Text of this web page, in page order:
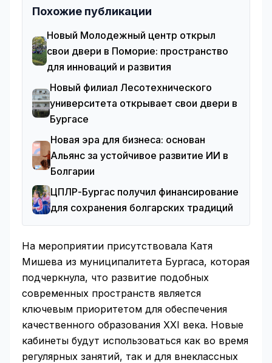
Похожие публикации
Новый Молодежный центр открыл
свои двери в Поморие: пространство
для инноваций и развития
Новый филиал Лесотехнического
университета открывает свои двери в
Бургасе
Новая эра для бизнеса: основан
Альянс за устойчивое развитие ИИ в
Болгарии
ЦПЛР-Бургас получил финансирование
для сохранения болгарских традиций
На мероприятии присутствовала Катя
Мишева из муниципалитета Бургаса, которая
подчеркнула, что развитие подобных
современных пространств является
ключевым приоритетом для обеспечения
качественного образования XXI века. Новые
кабинеты будут использоваться как во время
регулярных занятий, так и для внеклассных